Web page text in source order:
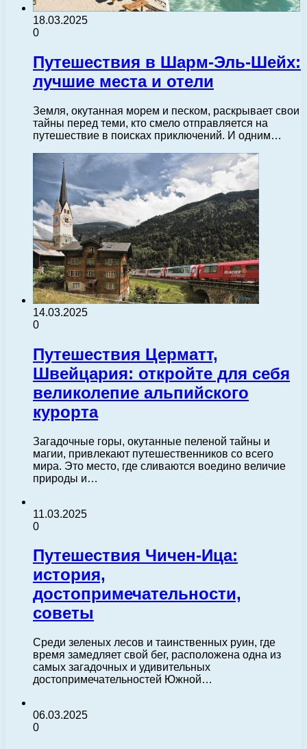
18.03.2025
0
Путешествия в Шарм-Эль-Шейх:
лучшие места и отели
Земля, окутанная морем и песком, раскрывает свои
тайны перед теми, кто смело отправляется на
путешествие в поисках приключений. И одним…
14.03.2025
0
Путешествия Церматт,
Швейцария: откройте для себя
великолепие альпийского
курорта
Загадочные горы, окутанные пеленой тайны и
магии, привлекают путешественников со всего
мира. Это место, где сливаются воедино величие
природы и…
11.03.2025
0
Путешествия Чичен-Ица:
история,
достопримечательности,
советы
Среди зеленых лесов и таинственных руин, где
время замедляет свой бег, расположена одна из
самых загадочных и удивительных
достопримечательностей Южной…
06.03.2025
0